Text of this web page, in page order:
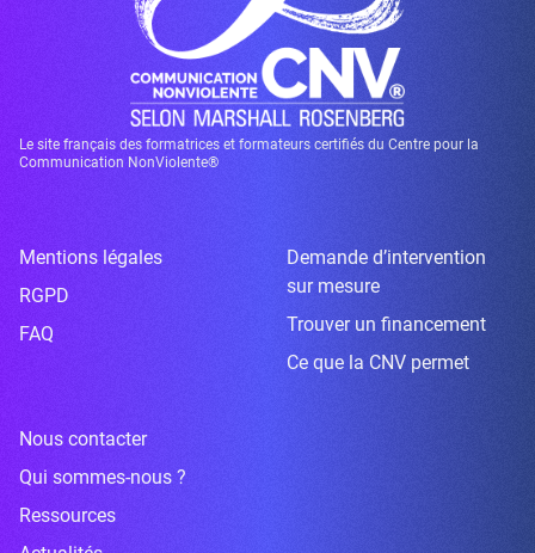
Le site français des formatrices et formateurs certifiés du Centre pour la
Communication NonViolente®
Mentions légales
RGPD
FAQ
Demande d’intervention
sur mesure
Trouver un financement
Ce que la CNV permet
Nous contacter
Qui sommes-nous ?
Ressources